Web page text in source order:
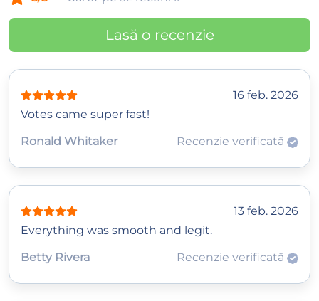
Lasă o recenzie
16 feb. 2026
Votes came super fast!
Ronald Whitaker
Recenzie verificată
13 feb. 2026
Everything was smooth and legit.
Betty Rivera
Recenzie verificată